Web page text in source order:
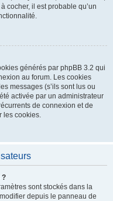
cocher, il est probable qu’un
générés par phpBB 3.2 qui
au forum. Les cookies
messages (s’ils sont lus ou
activée par un administrateur
de connexion et de
les cookies.
?
sont stockés dans la
depuis le panneau de